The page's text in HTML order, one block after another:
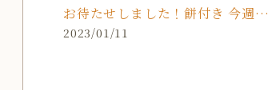
お待たせしました！餅付き 今週末(日)開催！！
2023/01/11